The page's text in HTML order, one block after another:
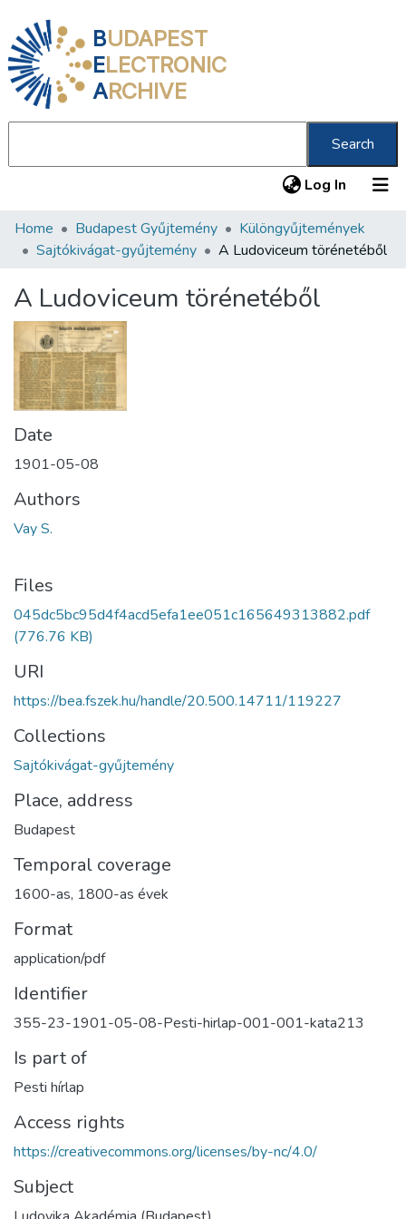
BUDAPEST
ELECTRONIC
ARCHIVE
Search
Log In (current)
Communities & Collections
Statistics
About us
Home Budapest Gyűjtemény
Különgyűjtemények
Sajtókivágat-gyűjtemény
A Ludoviceum törénetéből
A Ludoviceum törénetéből
Date
1901-05-08
Authors
Vay S.
Files
045dc5bc95d4f4acd5efa1ee051c165649313882.pdf
(776.76 KB)
URI
https://bea.fszek.hu/handle/20.500.14711/119227
Collections
Sajtókivágat-gyűjtemény
Place, address
Budapest
Temporal coverage
1600-as, 1800-as évek
Format
application/pdf
Identifier
355-23-1901-05-08-Pesti-hirlap-001-001-kata213
Is part of
Pesti hírlap
Access rights
https://creativecommons.org/licenses/by-nc/4.0/
Subject